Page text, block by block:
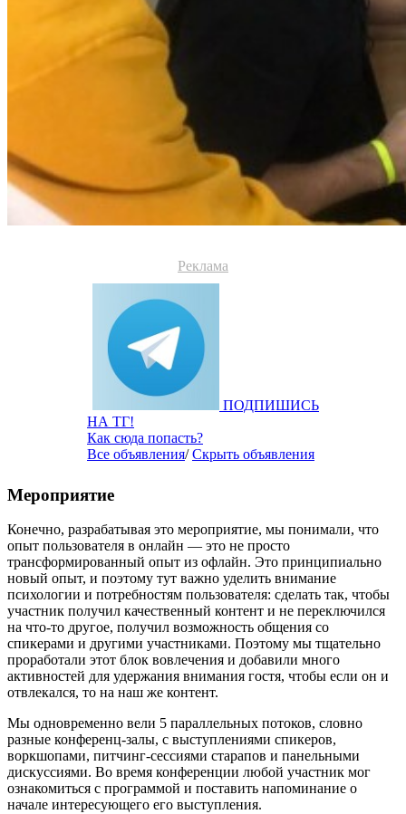
Реклама
ПОДПИШИСЬ
НА ТГ!
Как сюда попасть?
Все объявления/Скрыть объявления
Мероприятие
Конечно, разрабатывая это мероприятие, мы понимали, что
опыт пользователя в онлайн — это не просто
трансформированный опыт из офлайн. Это принципиально
новый опыт, и поэтому тут важно уделить внимание
психологии и потребностям пользователя: сделать так, чтобы
участник получил качественный контент и не переключился
на что-то другое, получил возможность общения со
спикерами и другими участниками. Поэтому мы тщательно
проработали этот блок вовлечения и добавили много
активностей для удержания внимания гостя, чтобы если он и
отвлекался, то на наш же контент.
Мы одновременно вели 5 параллельных потоков, словно
разные конференц-залы, с выступлениями спикеров,
воркшопами, питчинг-сессиями старапов и панельными
дискуссиями. Во время конференции любой участник мог
ознакомиться с программой и поставить напоминание о
начале интересующего его выступления.